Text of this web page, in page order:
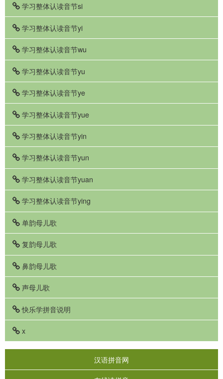
学习整体认读音节si
学习整体认读音节yi
学习整体认读音节wu
学习整体认读音节yu
学习整体认读音节ye
学习整体认读音节yue
学习整体认读音节yin
学习整体认读音节yun
学习整体认读音节yuan
学习整体认读音节ying
单韵母儿歌
复韵母儿歌
鼻韵母儿歌
声母儿歌
快乐学拼音说明
x
汉语拼音网